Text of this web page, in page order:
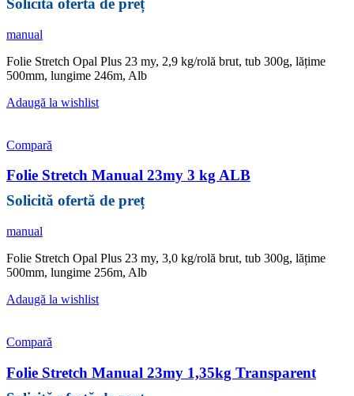
manual
Folie Stretch Opal Plus 23 my, 2,9 kg/rolă brut, tub 300g, lățime
500mm, lungime 246m, Alb
Adaugă la wishlist
Compară
Folie Stretch Manual 23my 3 kg ALB
manual
Folie Stretch Opal Plus 23 my, 3,0 kg/rolă brut, tub 300g, lățime
500mm, lungime 256m, Alb
Adaugă la wishlist
Compară
Folie Stretch Manual 23my 1,35kg Transparent